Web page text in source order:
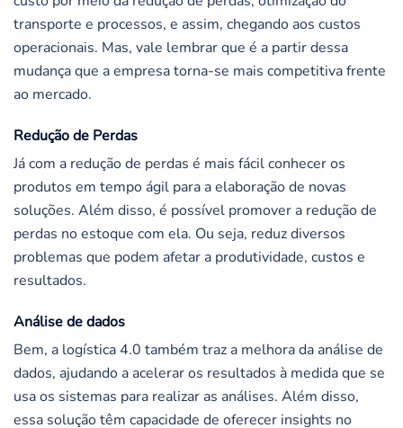
transporte e processos, e assim, chegando aos custos
operacionais. Mas, vale lembrar que é a partir dessa
mudança que a empresa torna-se mais competitiva frente
ao mercado.
Redução de Perdas
Já com a redução de perdas é mais fácil conhecer os
produtos em tempo ágil para a elaboração de novas
soluções. Além disso, é possível promover a redução de
perdas no estoque com ela. Ou seja, reduz diversos
problemas que podem afetar a produtividade, custos e
resultados.
Análise de dados
Bem, a logística 4.0 também traz a melhora da análise de
dados, ajudando a acelerar os resultados à medida que se
usa os sistemas para realizar as análises. Além disso,
essa solução têm capacidade de oferecer insights no